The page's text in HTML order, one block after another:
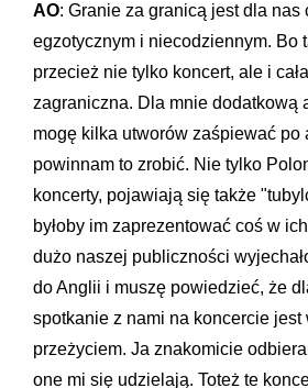
AO: Granie za granicą jest dla nas
egzotycznym i niecodziennym. Bo
przecież nie tylko koncert, ale i
zagraniczna. Dla mnie dodatkową
mogę kilka utworów zaśpiewać po
powinnam to zrobić. Nie tylko
koncerty, pojawiają się także
byłoby im zaprezentować coś w
dużo naszej publiczności
do Anglii i muszę powiedzieć, że
spotkanie z nami na koncercie jest
przeżyciem. Ja znakomicie
one mi się udzielają. Toteż te